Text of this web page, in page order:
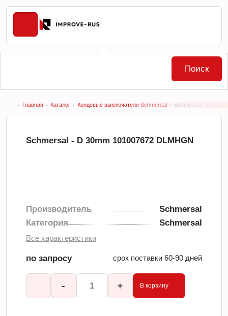
Главная Каталог Концевые выключатели Schmersal Schmersal - D
Schmersal - D 30mm 101007672 DLMHGN
Производитель
Schmersal
Категория
Schmersal
Все характеристики
по запросу срок поставки 60-90 дней
- + В корзину
Поиск